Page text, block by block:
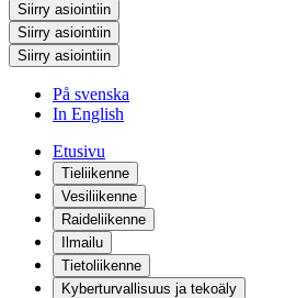
Siirry asiointiin
Siirry asiointiin
Siirry asiointiin
På svenska
In English
Etusivu
Tieliikenne
Vesiliikenne
Raideliikenne
Ilmailu
Tietoliikenne
Kyberturvallisuus ja tekoäly